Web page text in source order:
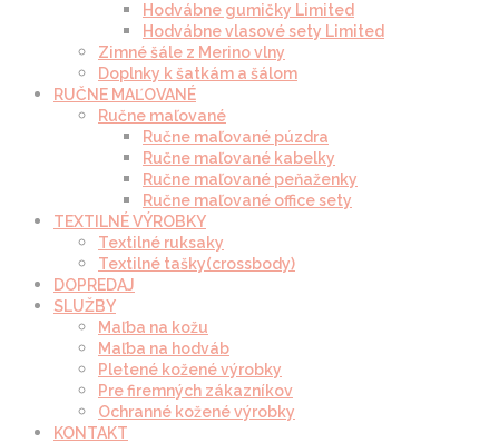
Hodvábne gumičky Limited
Hodvábne vlasové sety Limited
Zimné šále z Merino vlny
Doplnky k šatkám a šálom
RUČNE MAĽOVANÉ
Ručne maľované
Ručne maľované púzdra
Ručne maľované kabelky
Ručne maľované peňaženky
Ručne maľované office sety
TEXTILNÉ VÝROBKY
Textilné ruksaky
Textilné tašky(crossbody)
DOPREDAJ
SLUŽBY
Maľba na kožu
Maľba na hodváb
Pletené kožené výrobky
Pre firemných zákazníkov
Ochranné kožené výrobky
KONTAKT